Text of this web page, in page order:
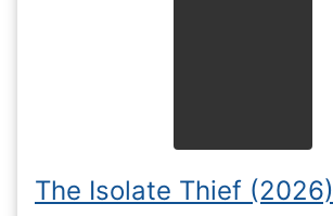
The Isolate Thief (2026)